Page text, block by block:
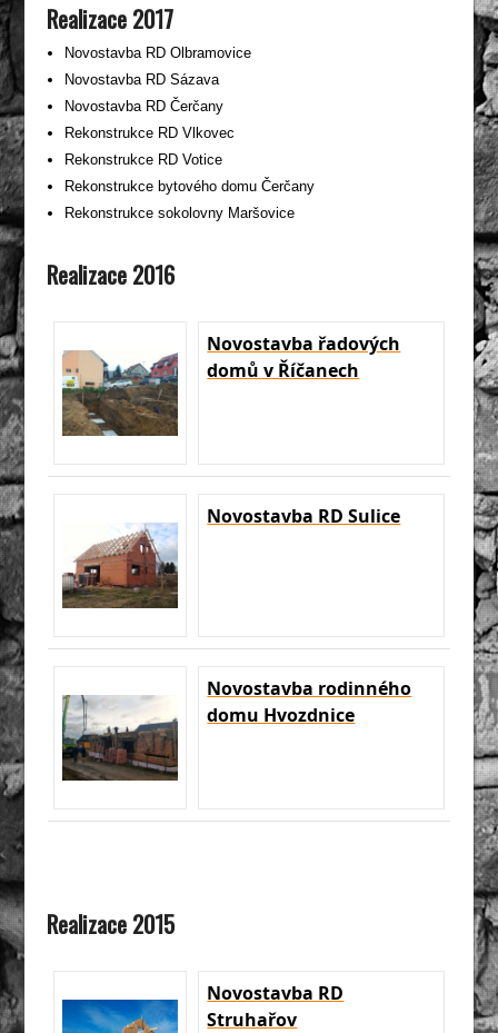
Realizace 2017
Novostavba RD Olbramovice
Novostavba RD Sázava
Novostavba RD Čerčany
Rekonstrukce RD Vlkovec
Rekonstrukce RD Votice
Rekonstrukce bytového domu Čerčany
Rekonstrukce sokolovny Maršovice
Realizace 2016
Novostavba řadových
domů v Říčanech
Novostavba RD Sulice
Novostavba rodinného
domu Hvozdnice
Realizace 2015
Novostavba RD
Struhařov